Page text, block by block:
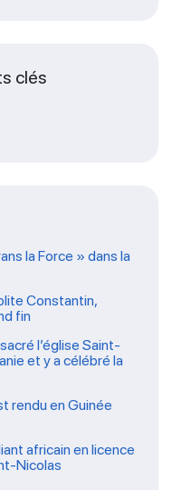
clés
la Force » dans la
Constantin,
fin
l’église Saint-
et y a célébré la
rendu en Guinée
africain en licence
Nicolas